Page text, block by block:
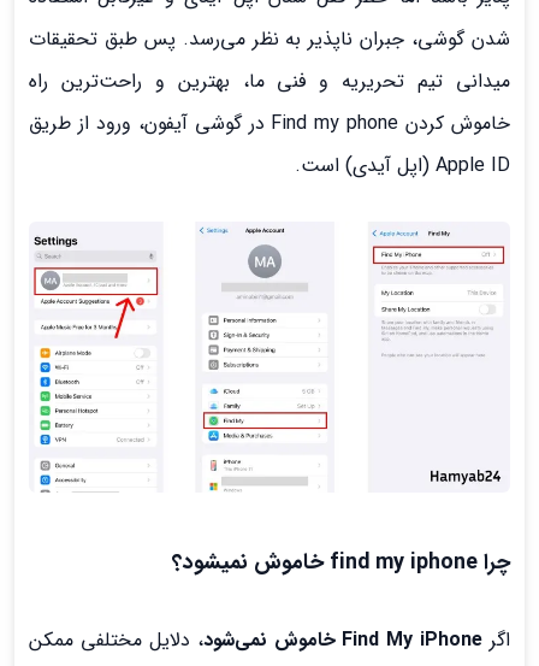
شدن گوشی، جبران ناپذیر به نظر می‌رسد. پس طبق تحقیقات
میدانی تیم تحریریه و فنی ما، بهترین و راحت‌ترین راه
خاموش کردن Find my phone در گوشی آیفون، ورود از طریق
Apple ID (اپل آیدی) است.
چرا find my iphone خاموش نمیشود؟
اگر Find My iPhone خاموش نمی‌شود
، دلایل مختلفی ممکن